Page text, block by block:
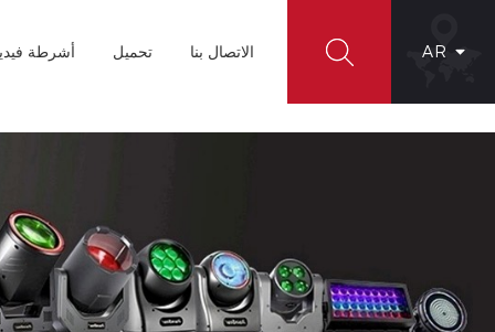
AR أشرطة تحميل الاتصال بنا